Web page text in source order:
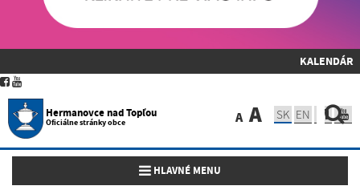
KALENDÁR
Hermanovce nad Topľou
Oficiálne stránky obce A A SK EN
Toggle navigation
HLAVNÉ MENU